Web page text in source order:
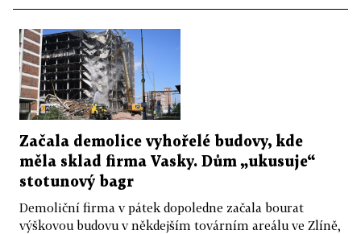
Začala demolice vyhořelé budovy, kde
měla sklad firma Vasky. Dům „ukusuje“
stotunový bagr
Demoliční firma v pátek dopoledne začala bourat
výškovou budovu v někdejším továrním areálu ve Zlíně,